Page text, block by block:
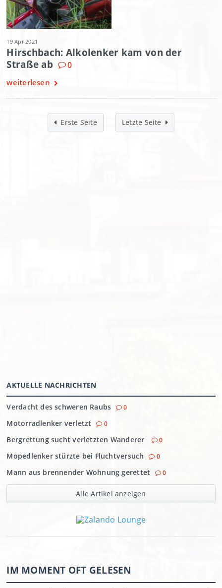
19 Apr 2021
Hirschbach: Alkolenker kam von der
Straße ab
0
weiterlesen
Erste Seite Letzte Seite
AKTUELLE NACHRICHTEN
Verdacht des schweren Raubs 0
Motorradlenker verletzt 0
Bergrettung sucht verletzten Wanderer 0
Mopedlenker stürzte bei Fluchtversuch 0
Mann aus brennender Wohnung gerettet 0
Alle Artikel anzeigen
IM MOMENT OFT GELESEN